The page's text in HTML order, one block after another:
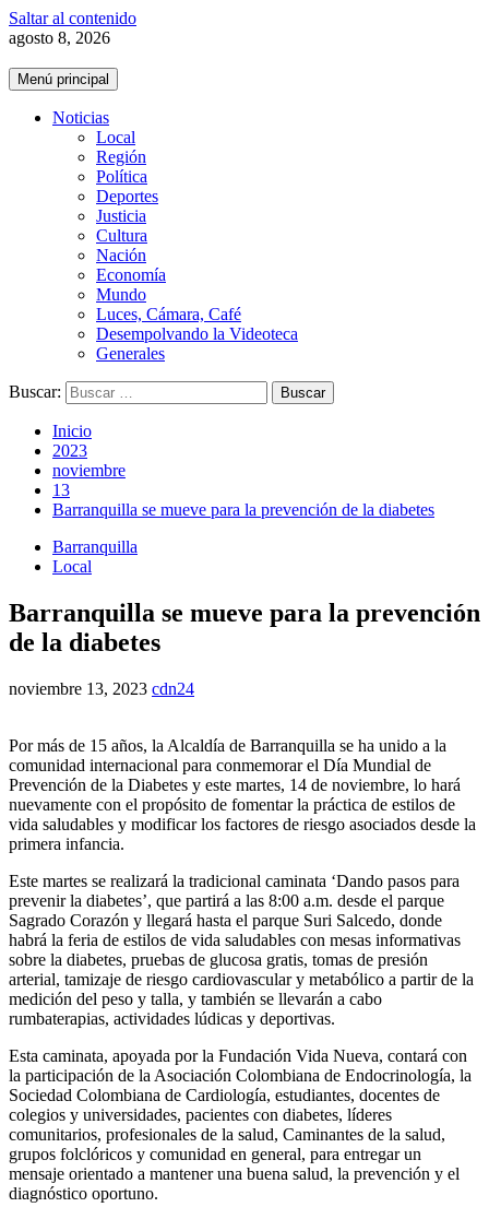
Saltar al contenido
agosto 8, 2026
Menú principal
Noticias
Local
Región
Política
Deportes
Justicia
Cultura
Nación
Economía
Mundo
Luces, Cámara, Café
Desempolvando la Videoteca
Generales
Buscar:
Inicio
2023
noviembre
13
Barranquilla se mueve para la prevención de la diabetes
Barranquilla
Local
Barranquilla se mueve para la prevención
de la diabetes
noviembre 13, 2023 cdn24
Por más de 15 años, la Alcaldía de Barranquilla se ha unido a la
comunidad internacional para conmemorar el Día Mundial de
Prevención de la Diabetes y este martes, 14 de noviembre, lo hará
nuevamente con el propósito de fomentar la práctica de estilos de
vida saludables y modificar los factores de riesgo asociados desde la
primera infancia.
Este martes se realizará la tradicional caminata ‘Dando pasos para
prevenir la diabetes’, que partirá a las 8:00 a.m. desde el parque
Sagrado Corazón y llegará hasta el parque Suri Salcedo, donde
habrá la feria de estilos de vida saludables con mesas informativas
sobre la diabetes, pruebas de glucosa gratis, tomas de presión
arterial, tamizaje de riesgo cardiovascular y metabólico a partir de la
medición del peso y talla, y también se llevarán a cabo
rumbaterapias, actividades lúdicas y deportivas.
Esta caminata, apoyada por la Fundación Vida Nueva, contará con
la participación de la Asociación Colombiana de Endocrinología, la
Sociedad Colombiana de Cardiología, estudiantes, docentes de
colegios y universidades, pacientes con diabetes, líderes
comunitarios, profesionales de la salud, Caminantes de la salud,
grupos folclóricos y comunidad en general, para entregar un
mensaje orientado a mantener una buena salud, la prevención y el
diagnóstico oportuno.